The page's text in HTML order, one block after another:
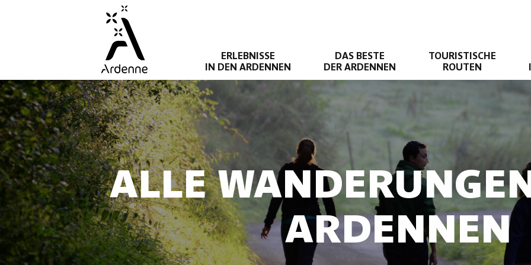
ERLEBNISSE
IN DEN ARDENNEN
DAS BESTE
DER ARDENNEN
TOURISTISCHE
ROUTEN
ALLE
ARDENNEN